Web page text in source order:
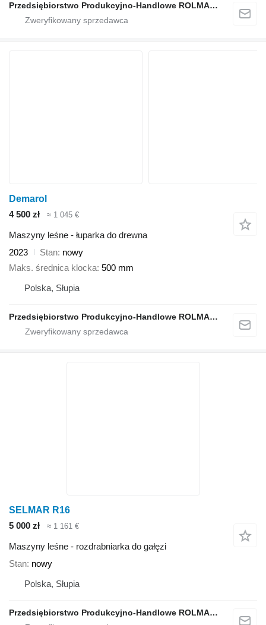
Przedsiębiorstwo Produkcyjno-Handlowe ROLMAPOL Marcin Dziekan
Demarol
4 500 zł
≈ 1 045 €
Maszyny leśne - łuparka do drewna
2023
Stan nowy
Maks. średnica klocka 500 mm
Polska, Słupia
Przedsiębiorstwo Produkcyjno-Handlowe ROLMAPOL Marcin Dziekan
SELMAR R16
5 000 zł
≈ 1 161 €
Maszyny leśne - rozdrabniarka do gałęzi
Stan nowy
Polska, Słupia
Przedsiębiorstwo Produkcyjno-Handlowe ROLMAPOL Marcin Dziekan